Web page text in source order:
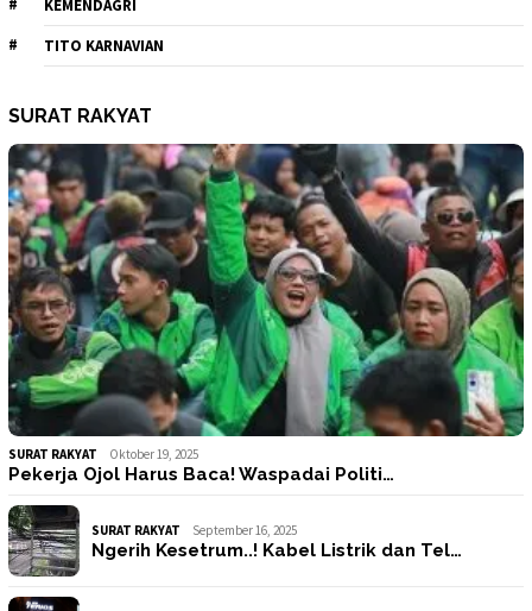
KEMENDAGRI
TITO KARNAVIAN
SURAT RAKYAT
SURAT RAKYAT Oktober 19, 2025
Pekerja Ojol Harus Baca! Waspadai Politi…
SURAT RAKYAT September 16, 2025
Ngerih Kesetrum..! Kabel Listrik dan Tel…